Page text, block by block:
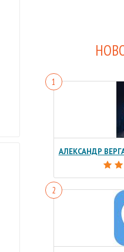
АЛЕКСАНДР